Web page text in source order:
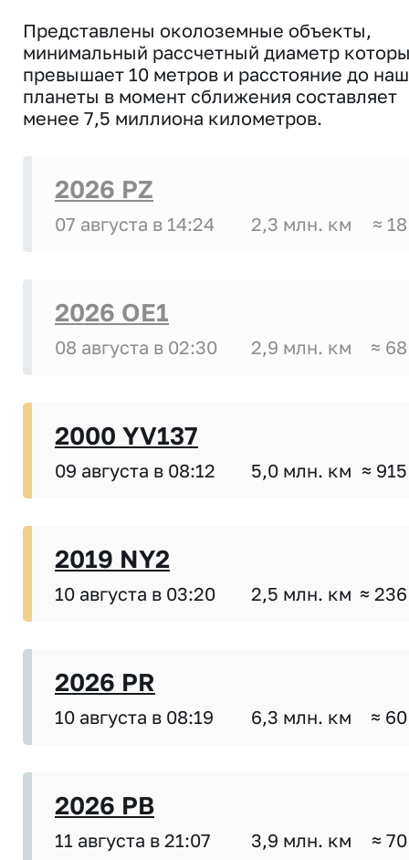
Представлены околоземные объекты,
минимальный рассчетный диаметр
превышает 10 метров и расстояние до
планеты в момент сближения составляет
менее 7,5 миллиона километров.
2026 PZ
07 августа в 14:24 2,3 млн. км ≈
2026 OE1
08 августа в 02:30 2,9 млн. км ≈
2000 YV137
09 августа в 08:12 5,0 млн. км ≈
2019 NY2
10 августа в 03:20 2,5 млн. км ≈
2026 PR
10 августа в 08:19 6,3 млн. км ≈
2026 PB
11 августа в 21:07 3,9 млн. км ≈